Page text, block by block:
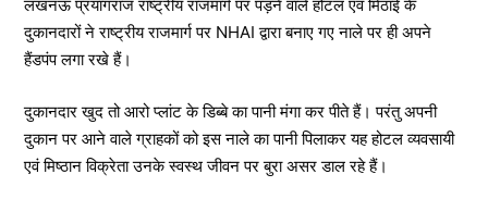
लखनऊ प्रयागराज राष्ट्रीय राजमार्ग पर पड़ने वाले होटल एवं मिठाई के
दुकानदारों ने राष्ट्रीय राजमार्ग पर NHAI द्वारा बनाए गए नाले पर ही अपने
हैंडपंप लगा रखे हैं।
दुकानदार खुद तो आरो प्लांट के डिब्बे का पानी मंगा कर पीते हैं। परंतु अपनी
दुकान पर आने वाले ग्राहकों को इस नाले का पानी पिलाकर यह होटल व्यवसायी
एवं मिष्ठान विक्रेता उनके स्वस्थ जीवन पर बुरा असर डाल रहे हैं।